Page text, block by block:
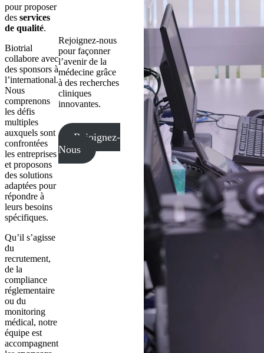
pour proposer
des services
de qualité.
Biotrial
collabore avec
des sponsors à
l’international.
Nous
comprenons
les défis
multiples
auxquels sont
confrontées
les entreprises
et proposons
des solutions
adaptées pour
répondre à
leurs besoins
spécifiques.
Qu’il s’agisse
du
recrutement,
de la
compliance
réglementaire
ou du
monitoring
médical, notre
équipe est
accompagnent
Rejoignez-nous
pour façonner
l’avenir de la
médecine grâce
à des recherches
cliniques
innovantes.
Rejoignez-
Nous